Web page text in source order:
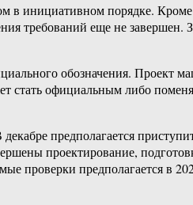
в инициативном порядке.
требований еще не
обозначения.
стать официальным либо
предполагается
проектирование,
проверки предполагается в